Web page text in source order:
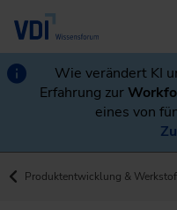
Wie verändert KI
Erfahrung zur
eines von
Produktentwicklung &